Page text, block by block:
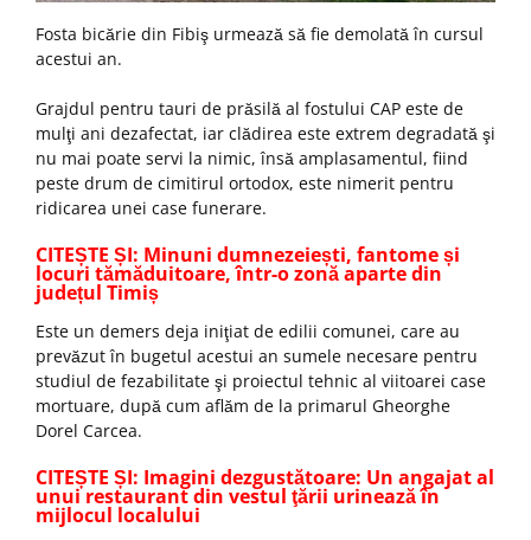
Fosta bicărie din Fibiş urmează să fie demolată în cursul
acestui an.
Grajdul pentru tauri de prăsilă al fostului CAP este de
mulţi ani dezafectat, iar clădirea este extrem degradată şi
nu mai poate servi la nimic, însă amplasamentul, fiind
peste drum de cimitirul ortodox, este nimerit pentru
ridicarea unei case funerare.
CITEȘTE ȘI: Minuni dumnezeiești, fantome și
locuri tămăduitoare, într-o zonă aparte din
județul Timiș
Este un demers deja iniţiat de edilii comunei, care au
prevăzut în bugetul acestui an sumele necesare pentru
studiul de fezabilitate şi proiectul tehnic al viitoarei case
mortuare, după cum aflăm de la primarul Gheorghe
Dorel Carcea.
CITEȘTE ȘI: Imagini dezgustătoare: Un angajat al
unui restaurant din vestul ţării urinează în
mijlocul localului